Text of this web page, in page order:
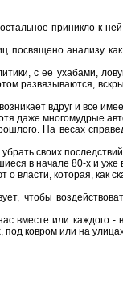
приникло к
посвящено анализу
с ее ухабами,
развязываются,
вдруг и все
даже многомудрые
На весах
своих
в начале 80-х и
власти, которая, как
чтобы
вместе или каждого -
ковром или на